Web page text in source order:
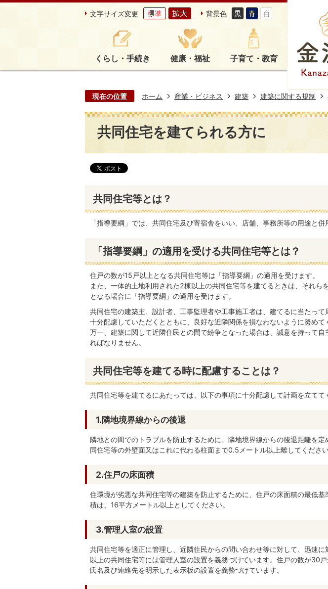
文字サイズ変更 背景色
くらし・手続き 健康・福祉 子育て・教育
現在の位置 ホーム 産業・ビジネス 建築 建築に関する規制
共同住宅を建てられる方に
共同住宅等とは？
「指導要綱」では、共同住宅及び寄宿舎をいい、店舗、事務所等の用途と併
「指導要綱」の適用を受ける共同住宅等とは？
住戸の数が15戸以上となる共同住宅等は「指導要綱」の適用を受けます。
また、一体的土地利用された2棟以上の共同住宅等を建てるときは、それら
となる場合に「指導要綱」の適用を受けます。
共同住宅の建築主、設計者、工事監理者や工事施工者は、建てるに当たっ
十分配慮していただくとともに、良好な近隣関係を損なわないように努めて
万一、建築に関して近隣住民との間で紛争となった場合は、誠意を持って
ればなりません。
共同住宅等を建てる時に配慮することは？
共同住宅等を建てるにあたっては、以下の事項に十分配慮して計画を立てて
1.隣地境界線からの後退
隣地との間でのトラブルを防止するために、隣地境界線からの後退距離を
同住宅等の外壁面又はこれに代わる柱面まで0.5メートル以上離してください
2.住戸の床面積
住環境が劣悪な共同住宅等の建築を防止するために、住戸の床面積の最低
積は、16平方メートル以上としてください。
3.管理人室の設置
共同住宅等を適正に管理し、近隣住民からの問い合わせ等に対して、迅速
以上の共同住宅等には管理人室の設置を義務づけています。住戸の数が30戸
氏名及び連絡先を明示した表示板の設置を義務づけています。